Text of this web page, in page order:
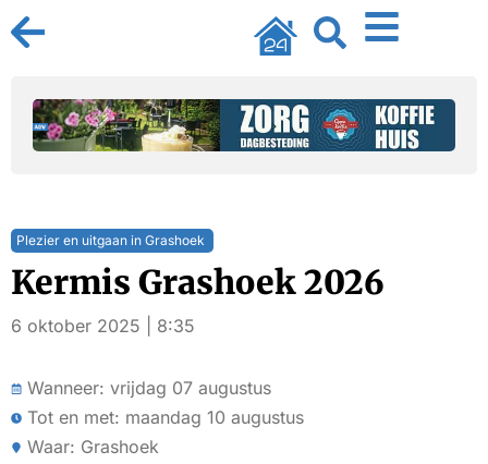
Plezier en uitgaan in Grashoek
Kermis Grashoek 2026
6 oktober 2025 | 8:35
Wanneer: vrijdag 07 augustus
Tot en met: maandag 10 augustus
Waar: Grashoek